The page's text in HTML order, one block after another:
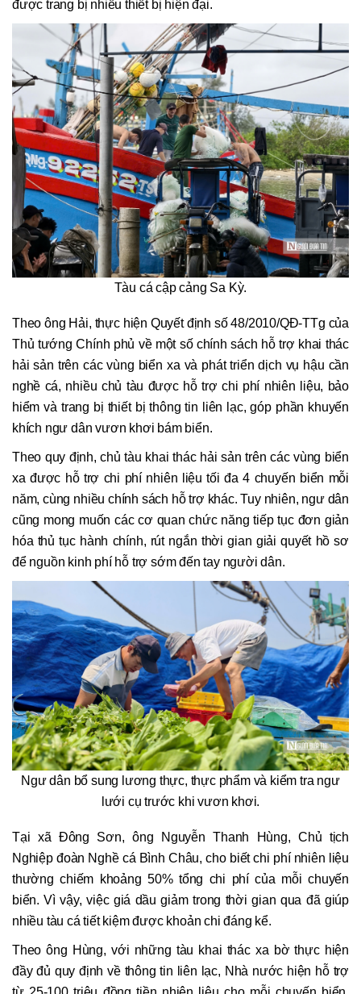
được trang bị nhiều thiết bị hiện đại.
Tàu cá cập cảng Sa Kỳ.
Theo ông Hải, thực hiện Quyết định số 48/2010/QĐ-TTg của
Thủ tướng Chính phủ về một số chính sách hỗ trợ khai thác
hải sản trên các vùng biển xa và phát triển dịch vụ hậu cần
nghề cá, nhiều chủ tàu được hỗ trợ chi phí nhiên liệu, bảo
hiểm và trang bị thiết bị thông tin liên lạc, góp phần khuyến
khích ngư dân vươn khơi bám biển.
Theo quy định, chủ tàu khai thác hải sản trên các vùng biển
xa được hỗ trợ chi phí nhiên liệu tối đa 4 chuyến biển mỗi
năm, cùng nhiều chính sách hỗ trợ khác. Tuy nhiên, ngư dân
cũng mong muốn các cơ quan chức năng tiếp tục đơn giản
hóa thủ tục hành chính, rút ngắn thời gian giải quyết hồ sơ
để nguồn kinh phí hỗ trợ sớm đến tay người dân.
Ngư dân bổ sung lương thực, thực phẩm và kiểm tra ngư
lưới cụ trước khi vươn khơi.
Tại xã Đông Sơn, ông Nguyễn Thanh Hùng, Chủ tịch
Nghiệp đoàn Nghề cá Bình Châu, cho biết chi phí nhiên liệu
thường chiếm khoảng 50% tổng chi phí của mỗi chuyến
biển. Vì vậy, việc giá dầu giảm trong thời gian qua đã giúp
nhiều tàu cá tiết kiệm được khoản chi đáng kể.
Theo ông Hùng, với những tàu khai thác xa bờ thực hiện
đầy đủ quy định về thông tin liên lạc, Nhà nước hiện hỗ trợ